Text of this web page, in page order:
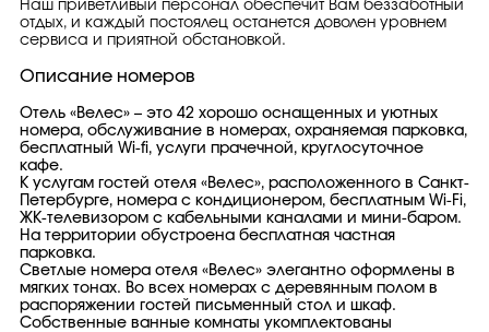
Наш приветливый персонал обеспечит Вам беззаботный
отдых, и каждый постоялец останется доволен уровнем
сервиса и приятной обстановкой.
Описание номеров
Отель «Велес» – это 42 хорошо оснащенных и уютных
номера, обслуживание в номерах, охраняемая парковка,
бесплатный Wi-fi, услуги прачечной, круглосуточное
кафе.
К услугам гостей отеля «Велес», расположенного в Санкт-
Петербурге, номера с кондиционером, бесплатным Wi-Fi,
ЖК-телевизором с кабельными каналами и мини-баром.
На территории обустроена бесплатная частная
парковка.
Светлые номера отеля «Велес» элегантно оформлены в
мягких тонах. Во всех номерах с деревянным полом в
распоряжении гостей письменный стол и шкаф.
Собственные ванные комнаты укомплектованы